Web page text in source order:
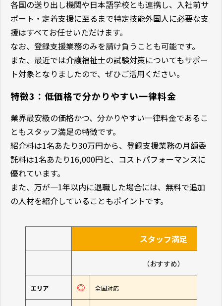
各国の送り出し機関や日本語学校とも連携し、入社前サ
ポート・定着支援に至るまで特定技能外国人に必要な支
援はすべてお任せいただけます。
なお、登録支援業務のみを請け負うことも可能です。
また、最近では介護福祉士の試験対策についてもサポー
ト対象となりましたので、ぜひご活用ください。
特徴3：低価格で分かりやすい一律料金
業界最安級の価格かつ、分かりやすい一律料金であるこ
ともスタッフ満足の特徴です。
紹介料は1名あたり30万円から、登録支援業務の月額委
託料は1名あたり16,000円と、コストパフォーマンスに
優れています。
また、万が一1年以内に退職した場合には、無料で追加
の人材を紹介していることもポイントです。
スタッフ満足
（おすすめ）
エリア ◎ 全国対応